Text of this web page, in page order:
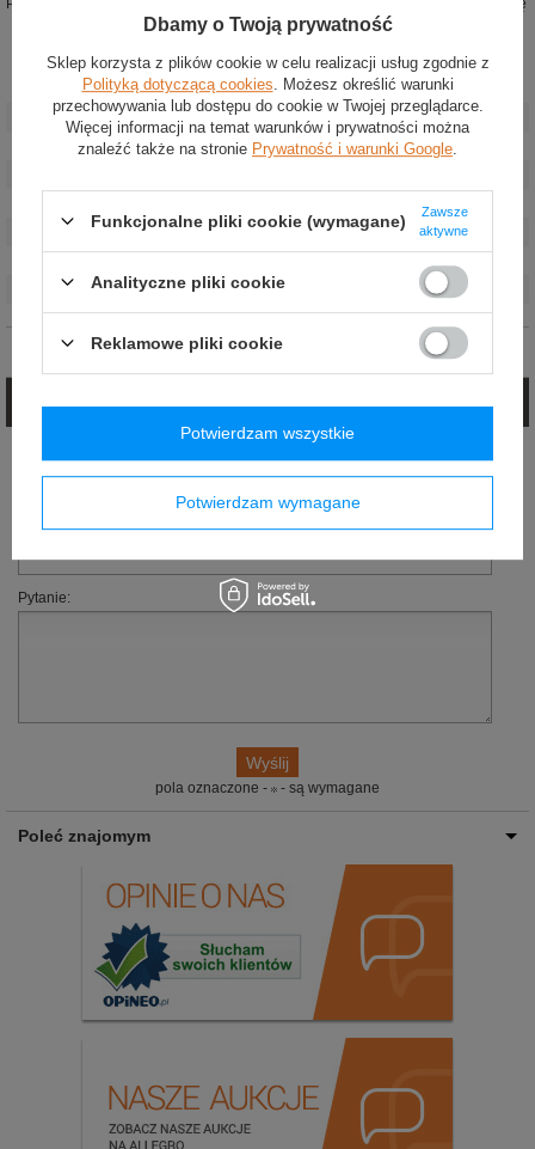
Przewiewne wstawki w kluczowych miejscach zapewniają optymalną wentylację
Stan:
Nowy
Kategoria
Bielizna rajdowa
Kolor:
Czarny
Homologacja:
FIA 8856-2018
Materiał: Aramid
Opinie (0)
Zadaj pytanie
E-mail:
Pytanie:
pola oznaczone - - są wymagane
Poleć znajomym
Dbamy o Twoją prywatność
Sklep korzysta z plików cookie w celu realizacji usług zgodnie z
Polityką dotyczącą cookies . Możesz określić warunki
przechowywania lub dostępu do cookie w Twojej przeglądarce.
Więcej informacji na temat warunków i prywatności można
znaleźć także na stronie Prywatność i warunki Google
Funkcjonalne pliki cookie (wymagane)
Zawsze
aktywne
Analityczne pliki cookie
Reklamowe pliki cookie
Potwierdzam wymagane
Potwierdzam wszystkie